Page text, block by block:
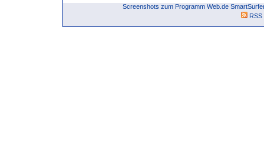
Screenshots zum Programm Web.de